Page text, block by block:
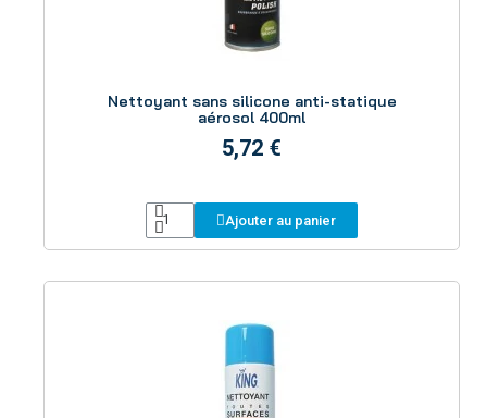
Nettoyant sans silicone anti-statique
aérosol 400ml
5,72 €
Ajouter au panier